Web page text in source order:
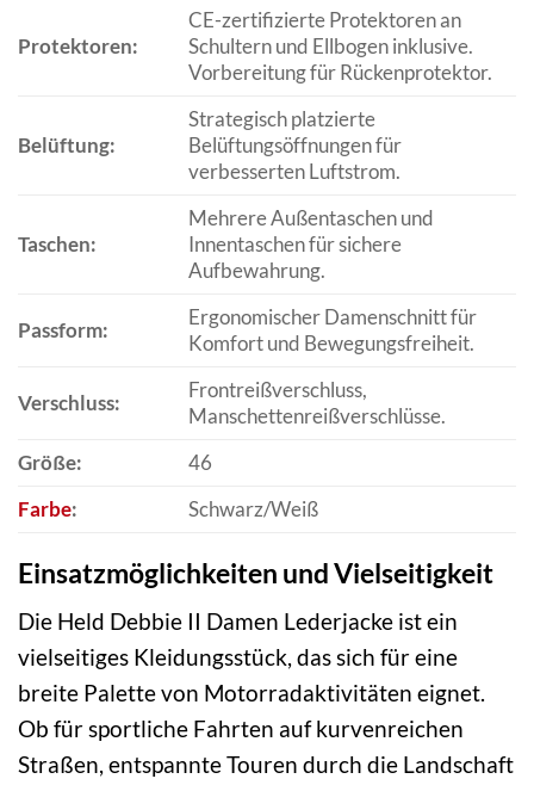
Protektoren:
CE-zertifizierte Protektoren an
Schultern und Ellbogen inklusive.
Vorbereitung für Rückenprotektor.
Belüftung:
Strategisch platzierte
Belüftungsöffnungen für
verbesserten Luftstrom.
Taschen:
Mehrere Außentaschen und
Innentaschen für sichere
Aufbewahrung.
Passform:
Ergonomischer Damenschnitt für
Komfort und Bewegungsfreiheit.
Verschluss:
Frontreißverschluss,
Manschettenreißverschlüsse.
Größe:
46
Farbe: Schwarz/Weiß
Einsatzmöglichkeiten und Vielseitigkeit
Die Held Debbie II Damen Lederjacke ist ein
vielseitiges Kleidungsstück, das sich für eine
breite Palette von Motorradaktivitäten eignet.
Ob für sportliche Fahrten auf kurvenreichen
Straßen, entspannte Touren durch die Landschaft